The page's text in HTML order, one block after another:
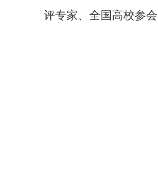
评专家、全国高校参